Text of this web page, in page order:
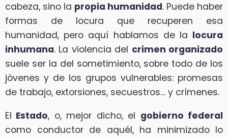
cabeza, sino la propia humanidad. Puede haber
formas de locura que recuperen esa
humanidad, pero aquí hablamos de la locura
inhumana. La violencia del crimen organizado
suele ser la del sometimiento, sobre todo de los
jóvenes y de los grupos vulnerables: promesas
de trabajo, extorsiones, secuestros… y crímenes.
El Estado, o, mejor dicho, el gobierno federal
como conductor de aquél, ha minimizado lo